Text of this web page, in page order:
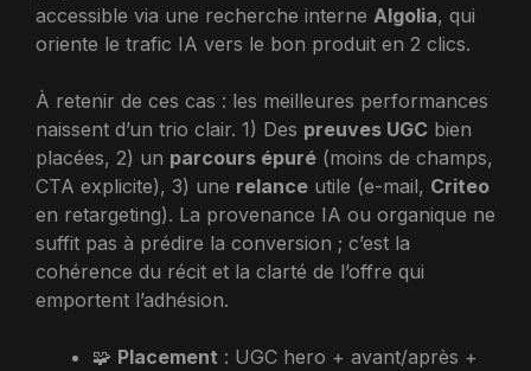
accessible via une recherche interne Algolia, qui
oriente le trafic IA vers le bon produit en 2 clics.
À retenir de ces cas : les meilleures performances
naissent d’un trio clair. 1) Des preuves UGC bien
placées, 2) un parcours épuré (moins de champs,
CTA explicite), 3) une relance utile (e-mail, Criteo
en retargeting). La provenance IA ou organique ne
suffit pas à prédire la conversion ; c’est la
cohérence du récit et la clarté de l’offre qui
emportent l’adhésion.
🧩 Placement : UGC hero + avant/après +